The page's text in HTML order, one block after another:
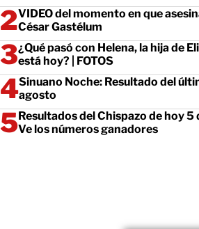
VIDEO del momento en que
César Gastélum
¿Qué pasó con Helena, la hija de
está hoy? | FOTOS
Sinuano Noche: Resultado del
agosto
Resultados del Chispazo de hoy
Ve los números ganadores